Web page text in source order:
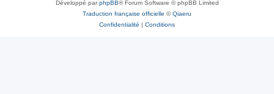
Développé parphpBB® Forum Software © phpBB Limited
Traduction française officielle ©Qiaeru
Confidentialité | Conditions